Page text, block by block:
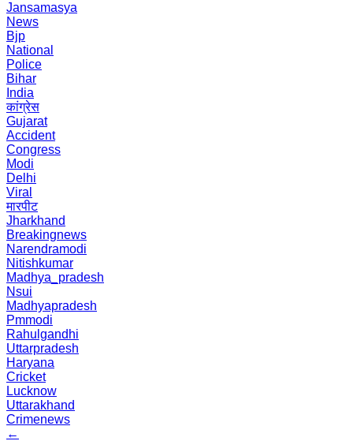
Jansamasya
News
Bjp
National
Police
Bihar
India
कांग्रेस
Gujarat
Accident
Congress
Modi
Delhi
Viral
मारपीट
Jharkhand
Breakingnews
Narendramodi
Nitishkumar
Madhya_pradesh
Nsui
Madhyapradesh
Pmmodi
Rahulgandhi
Uttarpradesh
Haryana
Cricket
Lucknow
Uttarakhand
Crimenews
←